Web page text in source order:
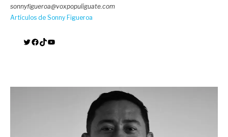
sonnyfigueroa@voxpopuliguate.com
Artículos de Sonny Figueroa
Twitter Facebook TikTok YouTube